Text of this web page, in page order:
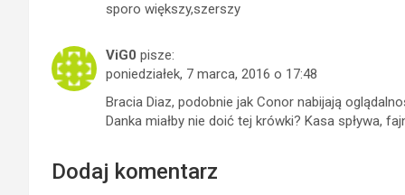
sporo większy,szerszy
ViG0 pisze:
poniedziałek, 7 marca, 2016 o 17:48
Bracia Diaz, podobnie jak Conor nabijają
Danka miałby nie doić tej krówki? Kasa spływa,
Dodaj komentarz